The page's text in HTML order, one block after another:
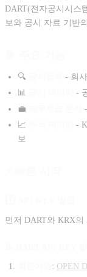
DART(전자공시시스
보와 공시 자료 기반
🔍
- 회
📊
-
💼
📈
-
보
먼저 DART와 KRX
: OPEN